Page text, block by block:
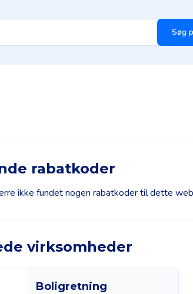
Søg
rabatkoder
ikke fundet nogen rabatkoder til dette
virksomheder
Boligretning